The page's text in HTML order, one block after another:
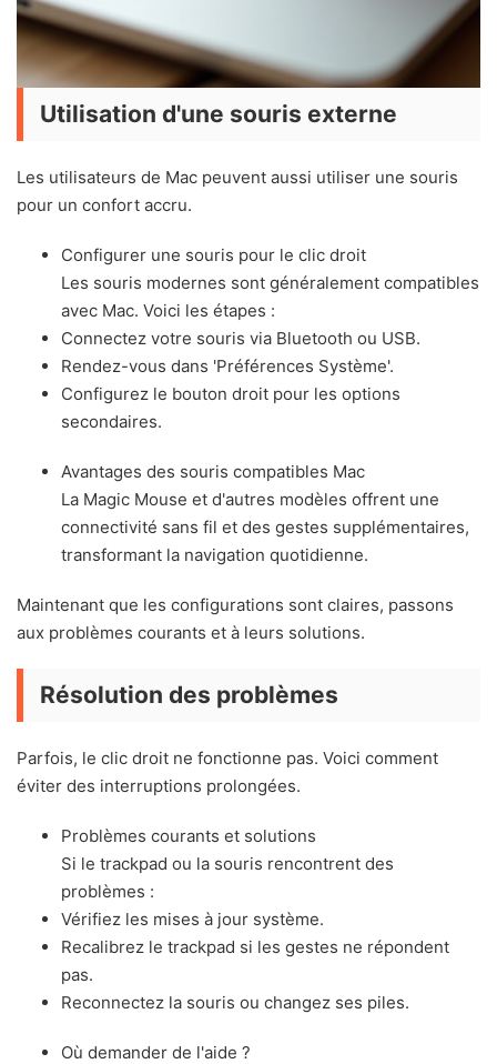
Utilisation d'une souris externe
Les utilisateurs de Mac peuvent aussi utiliser une souris
pour un confort accru.
Configurer une souris pour le clic droit
Les souris modernes sont généralement compatibles
avec Mac. Voici les étapes :
Connectez votre souris via Bluetooth ou USB.
Rendez-vous dans 'Préférences Système'.
Configurez le bouton droit pour les options
secondaires.
Avantages des souris compatibles Mac
La Magic Mouse et d'autres modèles offrent une
connectivité sans fil et des gestes supplémentaires,
transformant la navigation quotidienne.
Maintenant que les configurations sont claires, passons
aux problèmes courants et à leurs solutions.
Résolution des problèmes
Parfois, le clic droit ne fonctionne pas. Voici comment
éviter des interruptions prolongées.
Problèmes courants et solutions
Si le trackpad ou la souris rencontrent des
problèmes :
Vérifiez les mises à jour système.
Recalibrez le trackpad si les gestes ne répondent
pas.
Reconnectez la souris ou changez ses piles.
Où demander de l'aide ?